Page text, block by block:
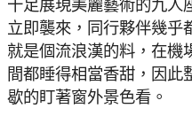
十足展現美麗藝術的九人
立即襲來，同行夥伴幾乎
就是個流浪漢的料，在機
間都睡得相當香甜，因此
歇的盯著窗外景色看。